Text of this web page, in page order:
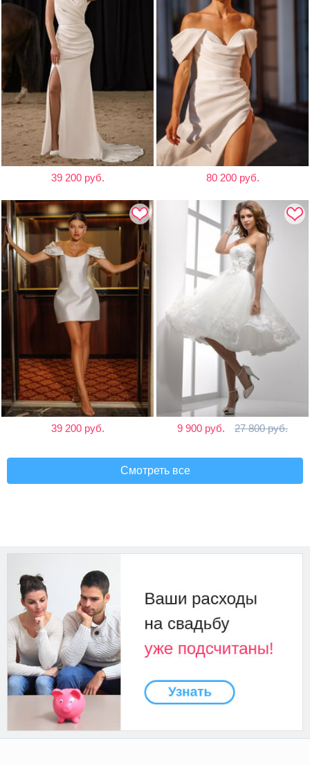
39 200 руб. 80 200 руб.
39 200 руб. 9 900 руб. 27 800 руб.
Смотреть все